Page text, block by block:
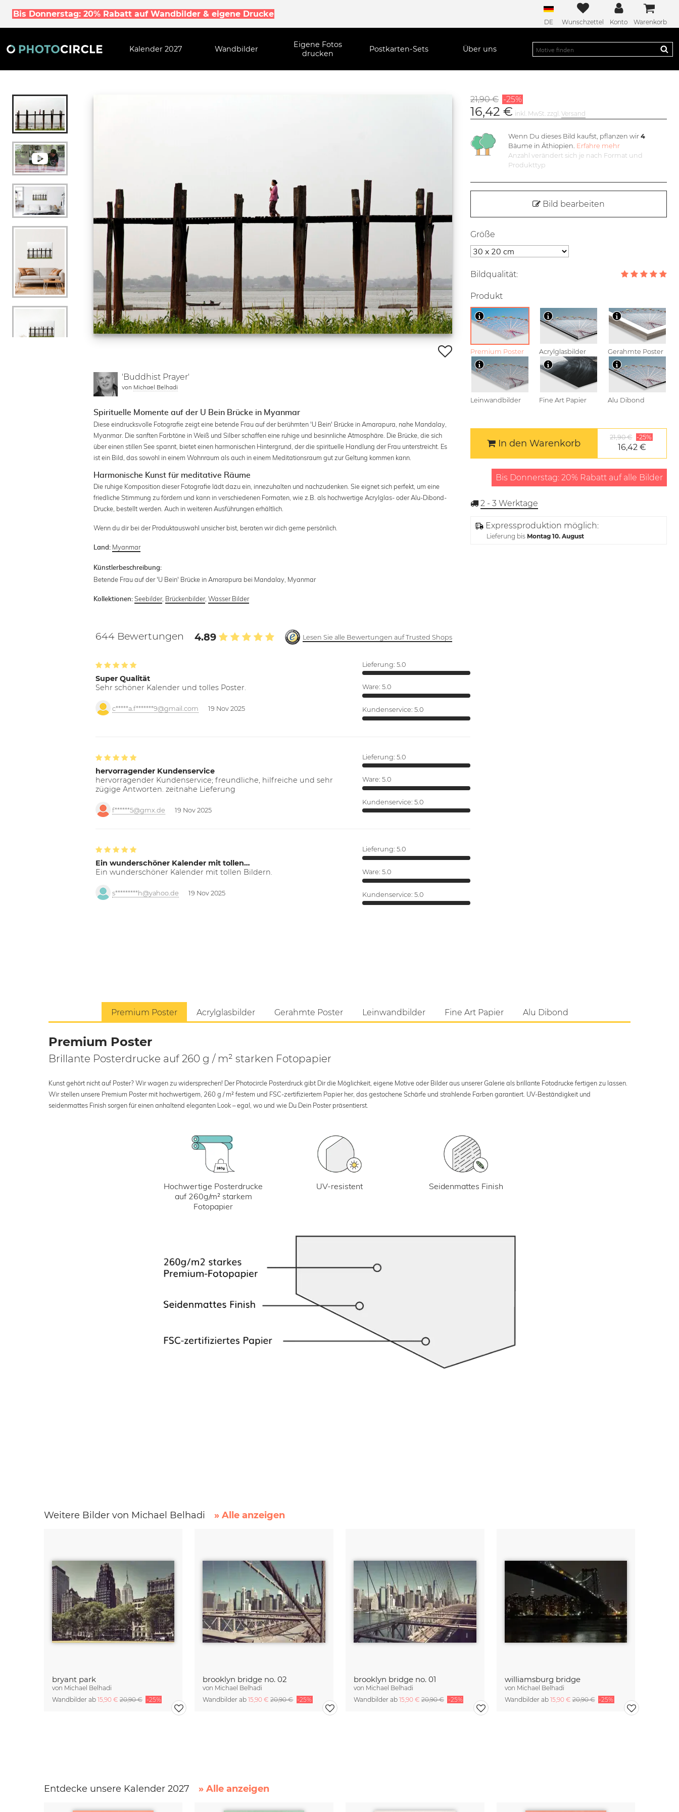
Bis Donnerstag: 20% Rabatt auf Wandbilder & eigene Drucke
DE Wunschzettel Konto Warenkorb
Kalender 2027 Wandbilder
Eigene Fotos
drucken
Postkarten-Sets Über uns
'Buddhist Prayer'
von Michael Belhadi
Spirituelle Momente auf der U Bein Brücke in Myanmar
Diese eindrucksvolle Fotografie zeigt eine betende Frau auf der berühmten 'U Bein' Brücke in Amarapura, nahe Mandalay,
Myanmar. Die sanften Farbtöne in Weiß und Silber schaffen eine ruhige und besinnliche Atmosphäre. Die Brücke, die sich
über einen stillen See spannt, bietet einen harmonischen Hintergrund, der die spirituelle Handlung der Frau unterstreicht. Es
ist ein Bild, das sowohl in einem Wohnraum als auch in einem Meditationsraum gut zur Geltung kommen kann.
Harmonische Kunst für meditative Räume
Die ruhige Komposition dieser Fotografie lädt dazu ein, innezuhalten und nachzudenken. Sie eignet sich perfekt, um eine
friedliche Stimmung zu fördern und kann in verschiedenen Formaten, wie z.B. als hochwertige Acrylglas- oder Alu-Dibond-
Drucke, bestellt werden. Auch in weiteren Ausführungen erhältlich.
Wenn du dir bei der Produktauswahl unsicher bist, beraten wir dich gerne persönlich.
Land: Myanmar
Künstlerbeschreibung:
Betende Frau auf der 'U Bein' Brücke in Amarapura bei Mandalay, Myanmar
Kollektionen: Seebilder, Brückenbilder,Wasser Bilder
644 Bewertungen 4.89 Lesen Sie alle Bewertungen auf Trusted Shops
Super Qualität
Sehr schöner Kalender und tolles Poster.
c*****a.f*******9@gmail.com 19 Nov 2025
Lieferung: 5.0
Ware: 5.0
Kundenservice: 5.0
hervorragender Kundenservice
hervorragender Kundenservice; freundliche, hilfreiche und sehr
zügige Antworten. zeitnahe Lieferung
f******5@gmx.de 19 Nov 2025
Lieferung: 5.0
Ware: 5.0
Kundenservice: 5.0
Ein wunderschöner Kalender mit tollen…
Ein wunderschöner Kalender mit tollen Bildern.
s*********h@yahoo.de 19 Nov 2025
Lieferung: 5.0
Ware: 5.0
Kundenservice: 5.0
21,90 € -25%
16,42 € inkl. MwSt. zzgl.Versand
Wenn Du dieses Bild kaufst, pflanzen wir 4
Bäume in Äthiopien. Erfahre mehr
Anzahl verändert sich je nach Format und
Produkttyp
Bild bearbeiten
Größe
Bildqualität:
Produkt
Premium Poster Acrylglasbilder Gerahmte Poster
Leinwandbilder Fine Art Papier Alu Dibond
In den Warenkorb
21,90 € -25%
16,42 €
Bis Donnerstag: 20% Rabatt auf alle Bilder
2 - 3 Werktage
Expressproduktion möglich:
Lieferung bis Montag 10. August
Premium Poster Acrylglasbilder Gerahmte Poster Leinwandbilder Fine Art Papier Alu Dibond
Premium Poster
Brillante Posterdrucke auf 260 g / m² starken Fotopapier
Kunst gehört nicht auf Poster? Wir wagen zu widersprechen! Der Photocircle Posterdruck gibt Dir die Möglichkeit, eigene Motive oder Bilder aus unserer Galerie als brillante Fotodrucke fertigen zu lassen.
Wir stellen unsere Premium Poster mit hochwertigem, 260 g / m² festem und FSC-zertifiziertem Papier her, das gestochene Schärfe und strahlende Farben garantiert. UV-Beständigkeit und
seidenmattes Finish sorgen für einen anhaltend eleganten Look – egal, wo und wie Du Dein Poster präsentierst.
Hochwertige Posterdrucke
auf 260g/m² starkem
Fotopapier
UV-resistent Seidenmattes Finish
Weitere Bilder von Michael Belhadi » Alle anzeigen
bryant park
von Michael Belhadi
Wandbilder ab 15,90 €20,90 € -25%
brooklyn bridge no. 02
von Michael Belhadi
Wandbilder ab15,90 €20,90 € -25%
brooklyn bridge no. 01
von Michael Belhadi
Wandbilder ab 15,90 € 20,90 € -25%
williamsburg bridge
von Michael Belhadi
Wandbilder ab 15,90 €20,90 € -25%
Entdecke unsere Kalender 2027 » Alle anzeigen